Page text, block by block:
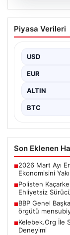
09.08.2026
Polisten
Yakayı
Eskişehir'de
bulundu.
Piyasa Verileri
USD
EUR
ALTIN
BTC
Son Eklenen
■2026 Mart Ayı
Ekonomisini
■Polisten
Ehliyetsiz
■BBP Genel
örgütü
■Kelebek.Org İle
Deneyimi